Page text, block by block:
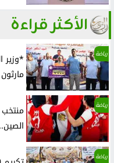
الأكثر قراءة
رياضة
*وزير
رياضة
رياضة